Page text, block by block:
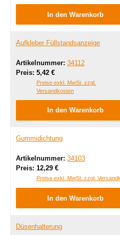
In den Warenkorb
Aufkleber Füllstandsanzeige
Artikelnummer: 34112
Preis: Regulärer Preis:
5,42 €
Preise exkl. MwSt. zzgl.
Versandkosten
In den Warenkorb
Gummidichtung
Artikelnummer: 34103
Preis: Regulärer Preis:
12,29 €
Preise exkl. MwSt. zzgl.
In den Warenkorb
Düsenhalterung